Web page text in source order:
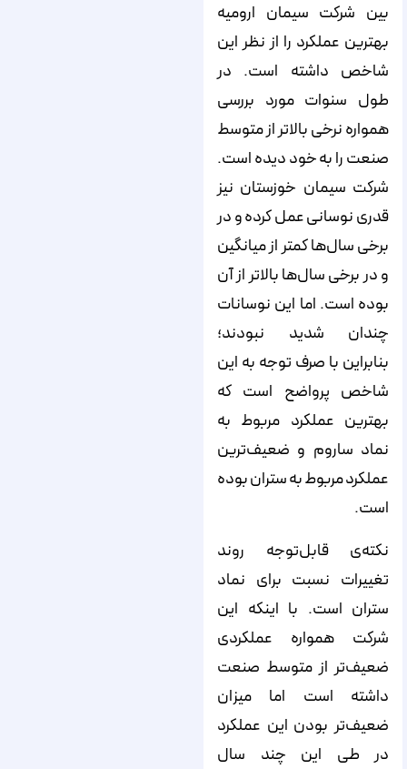
بین شرکت سیمان ارومیه
بهترین عملکرد را از نظر این
شاخص داشته است. در
طول سنوات مورد بررسی
همواره نرخی بالاتر از متوسط
صنعت را به خود دیده است.
شرکت سیمان خوزستان نیز
قدری نوسانی عمل کرده و در
برخی سال‌ها کمتر از میانگین
و در برخی سال‌ها بالاتر از آن
بوده است. اما این نوسانات
چندان شدید نبودند؛
بنابراین با صرف توجه به این
شاخص پرواضح است که
بهترین عملکرد مربوط به
نماد ساروم و ضعیف‌ترین
عملکرد مربوط به ستران بوده
است.
نکته‌ی قابل‌توجه روند
تغییرات نسبت برای نماد
ستران است. با اینکه این
شرکت همواره عملکردی
ضعیف‌تر از متوسط صنعت
داشته است اما میزان
ضعیف‌تر بودن این عملکرد
در طی این چند سال